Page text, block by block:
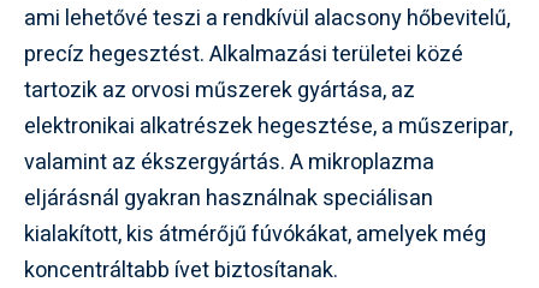
ami lehetővé teszi a rendkívül alacsony hőbevitelű,
precíz hegesztést. Alkalmazási területei közé
tartozik az orvosi műszerek gyártása, az
elektronikai alkatrészek hegesztése, a műszeripar,
valamint az ékszergyártás. A mikroplazma
eljárásnál gyakran használnak speciálisan
kialakított, kis átmérőjű fúvókákat, amelyek még
koncentráltabb ívet biztosítanak.